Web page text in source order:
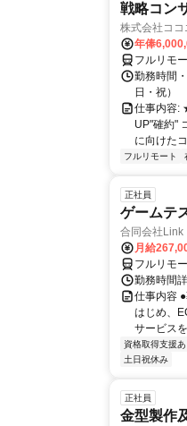
戦略コン
株式会社ココ
年俸
フルリモ
勤務時間
日・祝）
仕事内容:
UP"確約"
に向けた
フルリモート
正社員
ゲームテ
合同会社Link
月給
フルリモ
勤務時間
仕事内容
はじめ、
サービス
資格取得支援あ
土日祝休み
正社員
金型製作